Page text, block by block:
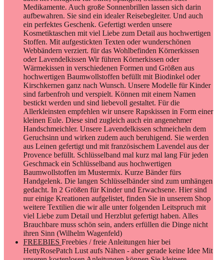
Medikamente. Auch große Sonnenbrillen lassen sich darin
aufbewahren. Sie sind ein idealer Reisebegleiter. Und auch
ein perfektes Geschenk. Gefertigt werden unsere
Kosmetiktaschen mit viel Liebe zum Detail aus hochwertigen
Stoffen. Mit aufgestickten Texten oder wunderschönen
Webbändern verziert. für das Wohlbefinden Körnerkissen
oder Lavendelkissen Wir führen Körnerkissen oder
Wärmekissen in verschiedenen Formen und Größen aus
hochwertigen Baumwollstoffen befüllt mit Biodinkel oder
Kirschkernen ganz nach Wunsch. Unsere Modelle für Kinder
sind farbenfroh und verspielt. Können mit einem Namen
bestickt werden und sind liebevoll gestaltet. Für die
Allerkleinsten empfehlen wir unsere Rapskissen in Form einer
kleinen Eule. Diese sind zugleich auch ein angenehmer
Handschmeichler. Unsere Lavendelkissen schmeicheln dem
Geruchsinn und wirken zudem auch beruhigend. Sie werden
aus Leinen gefertigt und mit französischem Lavendel aus der
Provence befüllt. Schlüsselband mal kurz mal lang Für jeden
Geschmack ein Schlüsselband aus hochwertigen
Baumwollstoffen im Mustermix. Kurze Bänder fürs
Handgelenk. Die langen Schlüsselbänder sind zum umhängen
gedacht. In 2 Größen für Kinder und Erwachsene. Hier sind
nur einige Kreationen aufgelistet, finden Sie in unserem Shop
weitere Textilien die wir alle unter folgenden Leitspruch mit
viel Liebe zum Detail und Herzblut gefertigt haben. Alles
Brauchbare muss schön sein, anders erfüllen die Dinge nicht
ihren Sinn (Wilhelm Wagenfeld)
FREEBIES Freebies / freie Anleitungen hier bei
HettyRosePatch Lust aufs Nähen - aber gerade keine Idee Mit